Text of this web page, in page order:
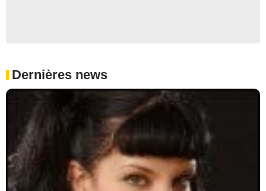
Dernières news